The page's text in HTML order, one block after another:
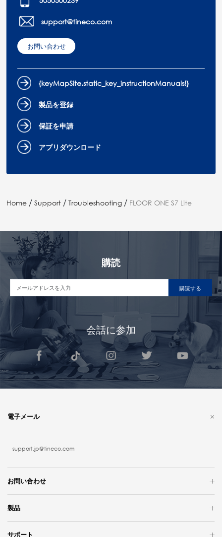
support@tineco.com
お問い合わせ
{keyMapSite.static_key_instructionManuals!}
製品を登録
保証を申請
アプリダウンロード
Home / Support / Troubleshooting / FLOOR ONE S7 Lite
購読
購読する
会話に参加
電子メール
support.jp@tineco.com
お問い合わせ
製品
サポート